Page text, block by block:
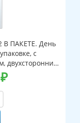
ПАКЕТЕ. День
с
двухсторонний,
₽